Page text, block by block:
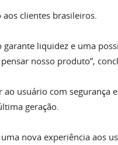
clientes brasileiros.
garante liquidez e uma
nosso produto”,
usuário com segurança
geração.
nova experiência aos